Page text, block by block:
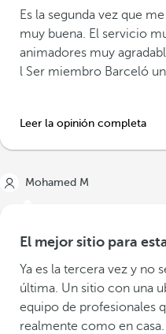
Es la segunda vez que
muy buena. El servicio
animadores muy
l Ser miembro Barceló
Leer la opinión completa
Mohamed M
El mejor sitio para
Ya es la tercera vez y no
última. Un sitio con una ubicación excelente, un
equipo de profesionales
realmente como en casa.